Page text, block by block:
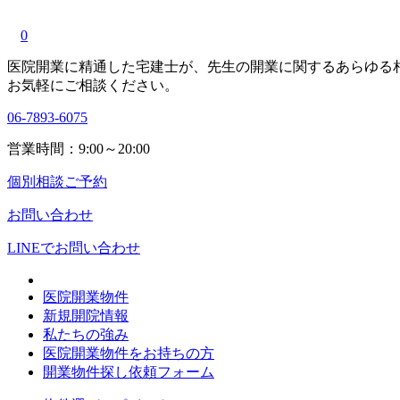
0
医院開業に精通した宅建士が、 先生の開業に関するあらゆる
お気軽にご相談ください。
06-7893-6075
営業時間：9:00～20:00
個別相談ご予約
お問い合わせ
LINEでお問い合わせ
医院開業物件
新規開院情報
私たちの強み
医院開業物件をお持ちの方
開業物件探し依頼フォーム